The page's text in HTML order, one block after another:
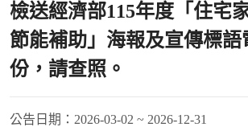
檢送經濟部115年度「住宅
節能補助」海報及宣傳標語
份，請查照。
公告日期： 2026-03-02 ~ 2026-12-31